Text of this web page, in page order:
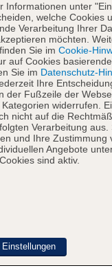
Sonnenterrasse
Gebühr,
ab 16 Jahre
WiFi, im
Gebühr
Gebühr
EC Karte/
unbewacht: ohne
nicht notwendig
Weitere
Informationen unter
welche Cookies
Verarbeitung Ihrer
möchten.
Sie im Cookie-
auf Cookies
Sie im Datenschutz-
Ihre
der Fußzeile der
widerrufen.
nicht auf die
Verarbeitung aus.
und Ihre Zustimmung
Angebote
sind aktiv.
Einstellungen